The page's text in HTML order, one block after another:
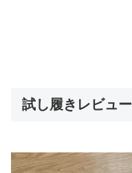
試し履きレビュー